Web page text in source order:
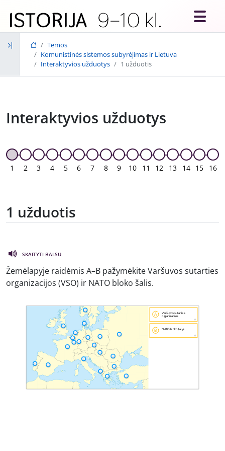
Temos
Komunistinės sistemos subyrėjimas ir Lietuva
Interaktyvios užduotys
1 užduotis
Interaktyvios užduotys
1 2 3 4 5 6 7 8 9 10 11 12 13 14 15 16
1 užduotis
SKAITYTI BALSU
Žemėlapyje raidėmis A–B pažymėkite Varšuvos sutarties
organizacijos (VSO) ir NATO bloko šalis.